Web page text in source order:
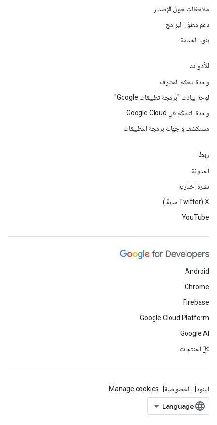
ملاحظات حول الإصدار
دعم مطوّر البرامج
بنود الخدمة
الأدوات
وحدة تحكم المشرف
لوحة بيانات "برمجة تطبيقات Google"
وحدة التحكّم في Google Cloud
مستكشف واجهات برمجة التطبيقات
ربط
المدونة
نشرة إخبارية
‫X ‏(Twitter سابقًا)
YouTube
Android
Chrome
Firebase
Google Cloud Platform
Google AI
كلّ المنتجات
البنود الخصوصية Manage cookies